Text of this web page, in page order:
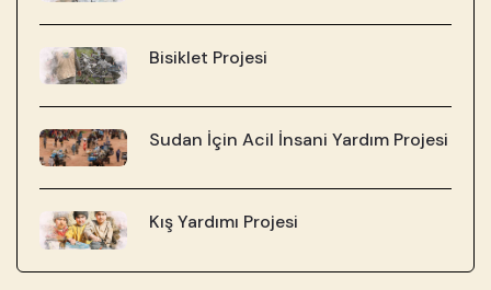
Bisiklet Projesi
Sudan İçin Acil İnsani Yardım Projesi
Kış Yardımı Projesi